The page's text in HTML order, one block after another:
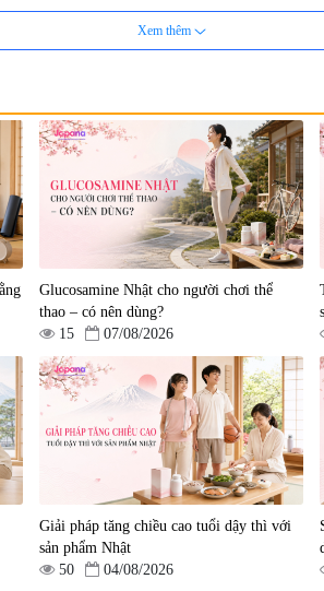
uống hỗ trợ bền thành
ngừa tai biến Elastin
& Nattokinase Hokoen
đ
Viên uống bổ gan
Shoji Hepaclean 60 viên
uống phòng ngừa &
trợ điều trị đột quỵ
Xem thêm
Glucosamine Nhật cho người chơi thể
thao – có nên dùng?
15
07/08/2026
Giải pháp tăng chiều cao tuổi dậy thì với
sản phẩm Nhật
50
04/08/2026